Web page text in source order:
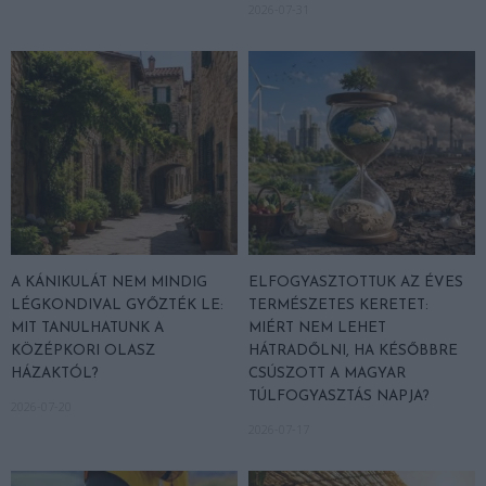
A KÁNIKULÁT NEM MINDIG
LÉGKONDIVAL GYŐZTÉK LE:
MIT TANULHATUNK A
KÖZÉPKORI OLASZ
HÁZAKTÓL?
ELFOGYASZTOTTUK AZ ÉVES
TERMÉSZETES KERETET:
MIÉRT NEM LEHET
HÁTRADŐLNI, HA KÉSŐBBRE
CSÚSZOTT A MAGYAR
TÚLFOGYASZTÁS NAPJA?